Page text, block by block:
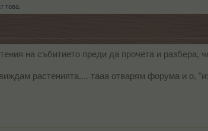
това.
на събитието преди да прочета и
растенията.... тааа отварям форума и о,